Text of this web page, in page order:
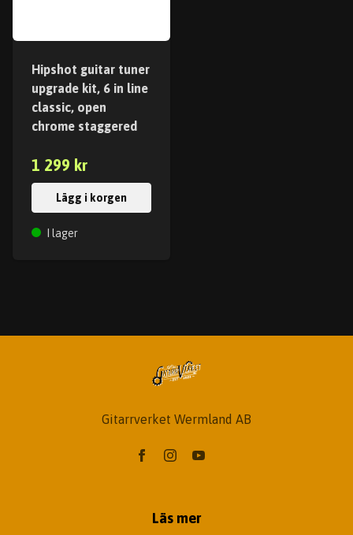
Hipshot guitar tuner
upgrade kit, 6 in line
classic, open
chrome staggered
1 299 kr
Lägg i korgen
I lager
Gitarrverket Wermland AB
Läs mer